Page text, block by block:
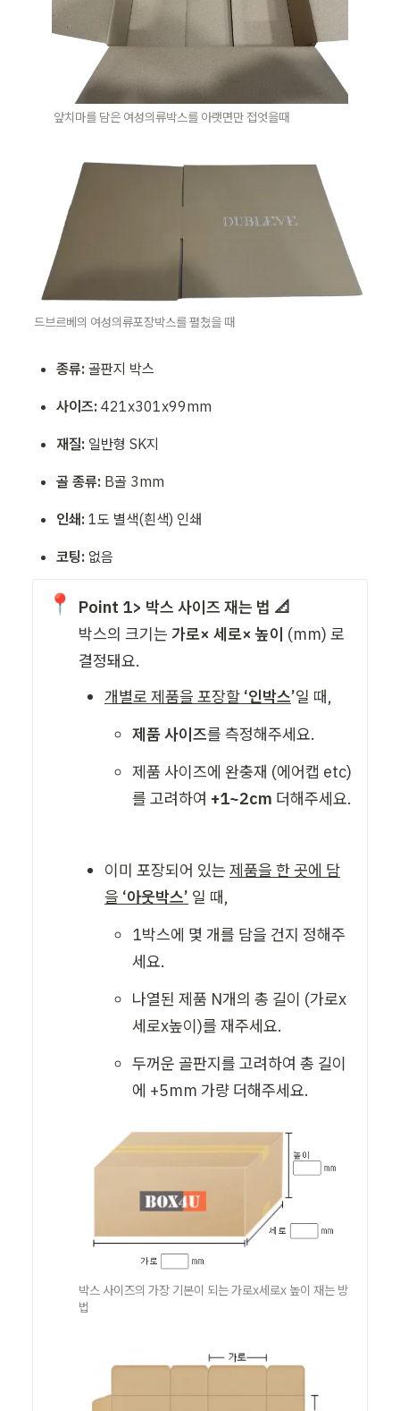
앞치마를 담은 여성의류박스를 아랫면만 접엇을때
드브르베의 여성의류포장박스를 펼쳤을 때
종류: 골판지 박스
사이즈: 421x301x99mm
재질: 일반형 SK지
골 종류: B골 3mm
인쇄: 1도 별색(흰색) 인쇄
코팅: 없음
📍
Point 1> 박스 사이즈 재는 법 📐
박스의 크기는 가로× 세로× 높이 (mm) 로
결정돼요.
개별로 제품을 포장할 ‘인박스’일 때,
제품 사이즈를 측정해주세요.
제품 사이즈에 완충재 (에어캡 etc)
를 고려하여 +1~2cm
이미 포장되어 있는 제품을 한 곳에 담
을 ‘아웃박스’ 일 때,
1박스에 몇 개를 담을 건지 정해주
세요.
나열된 제품 N개의 총 길이 (가로x
세로x높이)를 재주세요.
두꺼운 골판지를 고려하여 총 길이
에 +5mm 가량 더해주세요.
박스 사이즈의 가장 기본이 되는 가로x세로x 높이 재는 방
법